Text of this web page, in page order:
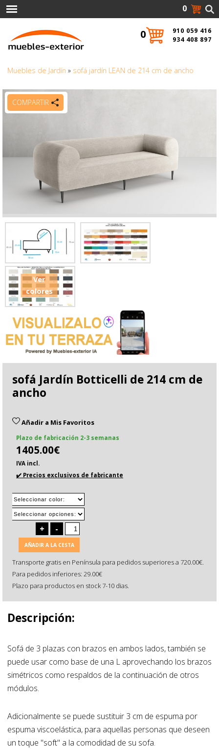
Muebles de Jardín » sofá jardín LEAN de 214 cm de ancho
COMPARTIR
Ver
colores
sofá Jardín Botticelli de 214 cm de
ancho
Añadir a Mis Favoritos
Plazo de fabricación 2-3 semanas
1405.00€
IVA incl.
✔️ Precios exclusivos de fabricante
+ -
AÑADIR A LA CESTA
Transporte gratis en Península para pedidos superiores a 720.00€.
Para pedidos inferiores: 29.00€
Plazo para productos en stock 7-10 dias.
Descripción:
Sofá de 3 plazas con brazos en ambos lados, también se
puede usar como base de una L aprovechando los brazos
simétricos como respaldos de la continuación de otros
módulos.
Adicionalmente se puede sustituir 3 cm de espuma por
espuma viscoelástica, para aquellas personas que deseen
un toque "soft" a la comodidad de su sofa.
910 059 416
934 408 897
0
0